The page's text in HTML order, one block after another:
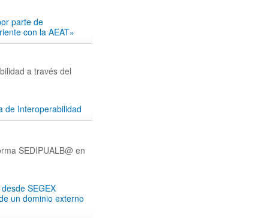
parte de
con la AEAT»
a través del
de Interoperabilidad
SEDIPUALB@ en
SEGEX
un dominio externo